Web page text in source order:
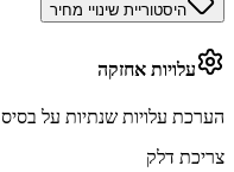
היסטוריית שינויי מחיר
עלויות אחזקה
הערכת עלויות שנתיות על בסיס 15,000 ק״מ בשנה
צריכת דלק